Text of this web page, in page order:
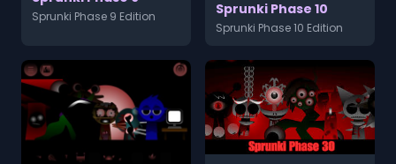
Sprunki Phase 9 Edition Sprunki Phase 10
Sprunki Phase 10 Edition